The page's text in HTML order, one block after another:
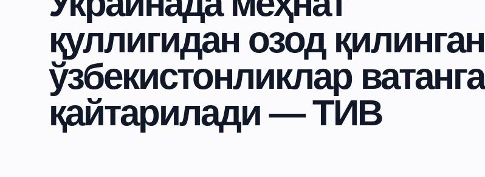
қуллигидан озод қилинган
ўзбекистонликлар ватанга
қайтарилади — ТИВ